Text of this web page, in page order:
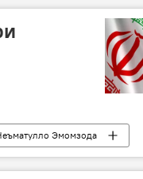
Эмомзода